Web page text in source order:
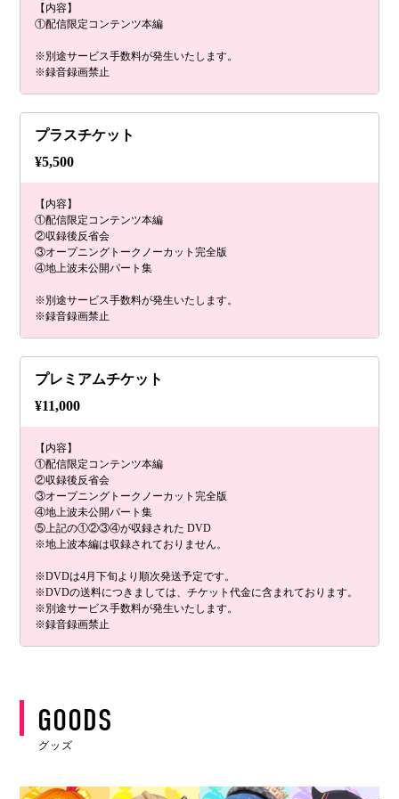
【内容】
①配信限定コンテンツ本編
※別途サービス手数料が発生いたします。
※録音録画禁止
プラスチケット
¥5,500
【内容】
①配信限定コンテンツ本編
②収録後反省会
③オープニングトークノーカット完全版
④地上波未公開パート集
※別途サービス手数料が発生いたします。
※録音録画禁止
プレミアムチケット
¥11,000
【内容】
①配信限定コンテンツ本編
②収録後反省会
③オープニングトークノーカット完全版
④地上波未公開パート集
⑤上記の①②③④が収録された DVD
※地上波本編は収録されておりません。
※DVDは4月下旬より順次発送予定です。
※DVDの送料につきましては、チケット代金に含まれております。
※別途サービス手数料が発生いたします。
※録音録画禁止
GOODS
グッズ